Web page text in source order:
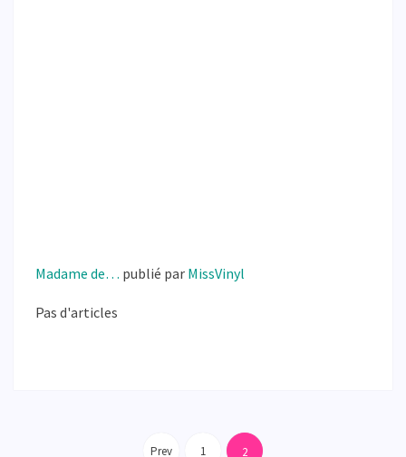
Madame de… publié par MissVinyl
Pas d'articles
Pagination
Prev 1 2